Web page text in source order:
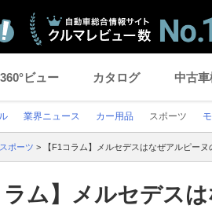
360°ビュー カタログ 中古車
業界ニュース カー用品 スポーツ
スポーツ > 【F1コラム】メルセデスはなぜアルピー
ラム】メルセデス